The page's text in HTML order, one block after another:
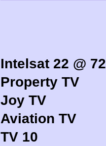
Intelsat 22 @
Property TV
Joy TV
Aviation TV
TV 10